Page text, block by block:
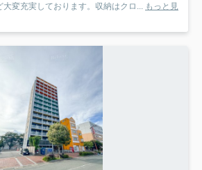
変充実しております。収納はクロ...
もっと見